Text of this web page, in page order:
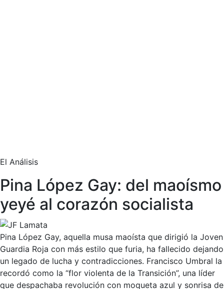
El Análisis
Pina López Gay: del maoísmo
yeyé al corazón socialista
Pina López Gay, aquella musa maoísta que dirigió la Joven
Guardia Roja con más estilo que furia, ha fallecido dejando
un legado de lucha y contradicciones. Francisco Umbral la
recordó como la “flor violenta de la Transición”, una líder
que despachaba revolución con moqueta azul y sonrisa de